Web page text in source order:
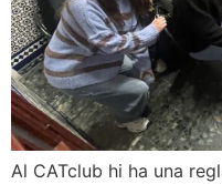
Al CATclub hi ha una